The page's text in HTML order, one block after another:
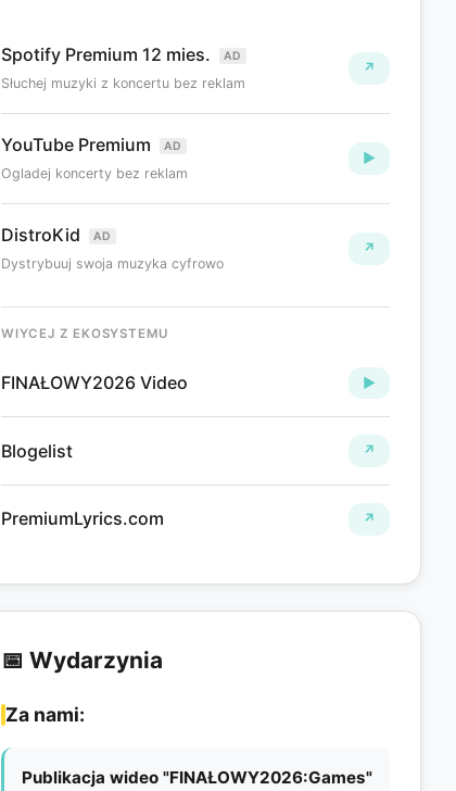
Spotify Premium 12 mies. AD
Słuchej muzyki z koncertu bez reklam
↗
YouTube Premium AD
Ogladej koncerty bez reklam
▶
DistroKid AD
Dystrybuuj swoja muzyka cyfrowo
↗
WIYCEJ Z EKOSYSTEMU
FINAŁOWY2026 Video ►
Blogelist ↗
PremiumLyrics.com ↗
📅 Wydarzynia
Za nami:
Publikacja wideo "FINAŁOWY2026:Games"